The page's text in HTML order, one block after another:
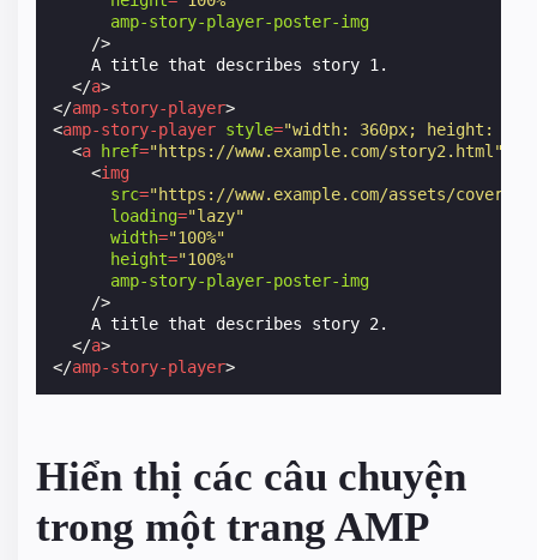
amp-story-player-poster-img
/>
    A title that describes story 1.
</a>
</amp-story-player>
<amp-story-player style="width: 360px; height:
<a href="https://www.example.com/story2.html"
<img
src="https://www.example.com/assets/
loading="lazy"
width="100%"
height="100%"
amp-story-player-poster-img
/>
    A title that describes story 2.
</a>
</amp-story-player>
Hiển thị các câu chuyện
trong một trang AMP